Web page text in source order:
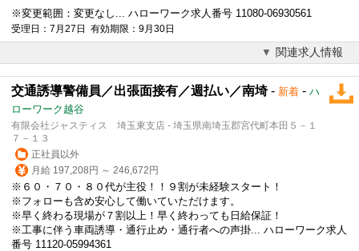
※変更範囲：変更なし... ハローワーク求人番号 11080-06930561
受理日：7月27日 有効期限：9月30日
関連求人情報
交通誘導警備員／出張面接有／週払い／南埼- 新着 - ハ
ローワーク越谷
有限会社ジャスティス 埼玉東支店 - 埼玉県南埼玉郡宮代町本田５－１
７－１３
正社員以外
月給 197,208円 ～ 246,672円
※６０・７０・８０代が主役！！９割が未経験スタート！
※フォローも含め安心して働いていただけます。
※早く終わる現場が７割以上！早く終わっても日給保証！
※工事に伴う車両誘導・通行止め・通行者への声掛... ハローワーク求人
番号 11120-05994361